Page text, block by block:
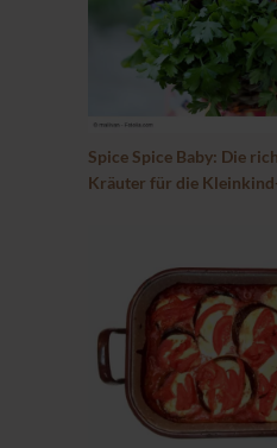
Spice Spice Baby: Die
Kräuter für die